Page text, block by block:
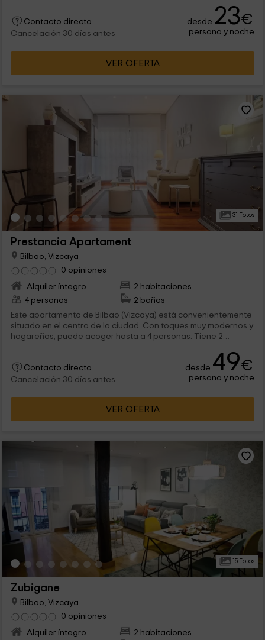
Existe la posibilidad de ocupar los apartamentos por solo 2
personas en lugar de 4 o 6, en cuyo caso habrá un descuento
en la tarifa original.
Contacto directo
Cancelación 30 días antes
desde 23€
persona y noche
VER OFERTA
31 Fotos
Prestancia Apartament
Bilbao, Vizcaya
0 opiniones
Alquiler íntegro
2 habitaciones
4 personas
2 baños
Este apartamento de Bilbao (Vizcaya) está convenientemente
situado en el centro de la ciudad. Con toques muy modernos y
hogareños, puede acoger hasta a 4 personas. Tiene 2
pequeño balcón desde el que se puede desayunar o comer
viendo la calle.
Contacto directo
Cancelación 30 días antes
desde 49€
persona y noche
VER OFERTA
15 Fotos
Zubigane
Bilbao, Vizcaya
0 opiniones
Alquiler íntegro
2 habitaciones